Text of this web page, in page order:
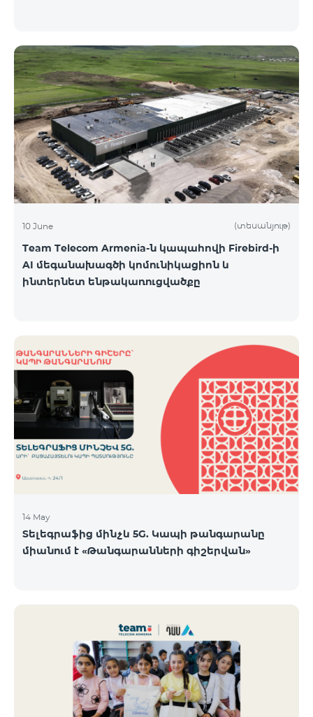
10 June (տեսանյութ)
Team Telecom Armenia-ն կապահովի Firebird-ի
AI մեգանախագծի կոմունիկացիոն և
ինտերնետ ենթակառուցվածքը
14 May
Տելեգրաֆից մինչև 5G. Կապի թանգարանը
միանում է «Թանգարանների գիշերվան»